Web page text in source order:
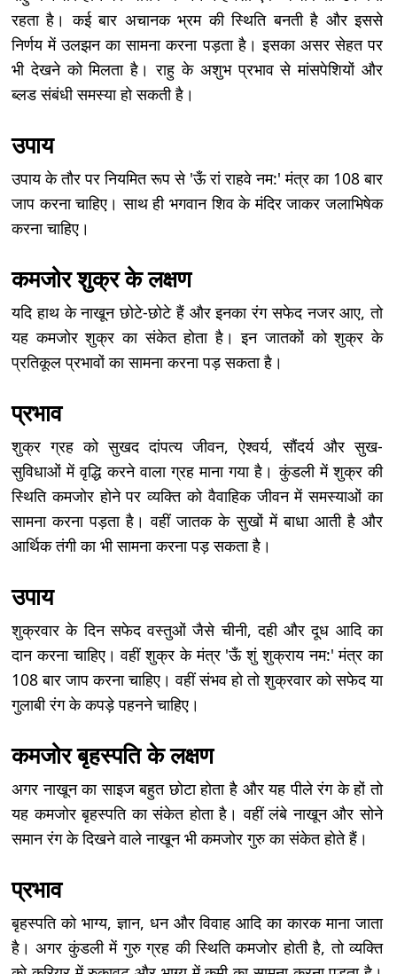
रहता है। कई बार अचानक भ्रम की स्थिति बनती है और इससे
निर्णय में उलझन का सामना करना पड़ता है। इसका असर सेहत पर
भी देखने को मिलता है। राहु के अशुभ प्रभाव से मांसपेशियों और
ब्लड संबंधी समस्या हो सकती है।
उपाय
उपाय के तौर पर नियमित रूप से 'ऊँ रां राहवे नम:' मंत्र का 108 बार
जाप करना चाहिए। साथ ही भगवान शिव के मंदिर जाकर जलाभिषेक
करना चाहिए।
कमजोर शुक्र के लक्षण
यदि हाथ के नाखून छोटे-छोटे हैं और इनका रंग सफेद नजर आए, तो
यह कमजोर शुक्र का संकेत होता है। इन जातकों को शुक्र के
प्रतिकूल प्रभावों का सामना करना पड़ सकता है।
प्रभाव
शुक्र ग्रह को सुखद दांपत्य जीवन, ऐश्वर्य, सौंदर्य और सुख-
सुविधाओं में वृद्धि करने वाला ग्रह माना गया है। कुंडली में शुक्र की
स्थिति कमजोर होने पर व्यक्ति को वैवाहिक जीवन में समस्याओं का
सामना करना पड़ता है। वहीं जातक के सुखों में बाधा आती है और
आर्थिक तंगी का भी सामना करना पड़ सकता है।
उपाय
शुक्रवार के दिन सफेद वस्तुओं जैसे चीनी, दही और दूध आदि का
दान करना चाहिए। वहीं शुक्र के मंत्र 'ऊँ शुं शुक्राय नम:' मंत्र का
108 बार जाप करना चाहिए। वहीं संभव हो तो शुक्रवार को सफेद या
गुलाबी रंग के कपड़े पहनने चाहिए।
कमजोर बृहस्पति के लक्षण
अगर नाखून का साइज बहुत छोटा होता है और यह पीले रंग के हों तो
यह कमजोर बृहस्पति का संकेत होता है। वहीं लंबे नाखून और सोने
समान रंग के दिखने वाले नाखून भी कमजोर गुरु का संकेत होते हैं।
प्रभाव
बृहस्पति को भाग्य, ज्ञान, धन और विवाह आदि का कारक माना जाता
है। अगर कुंडली में गुरु ग्रह की स्थिति कमजोर होती है, तो व्यक्ति